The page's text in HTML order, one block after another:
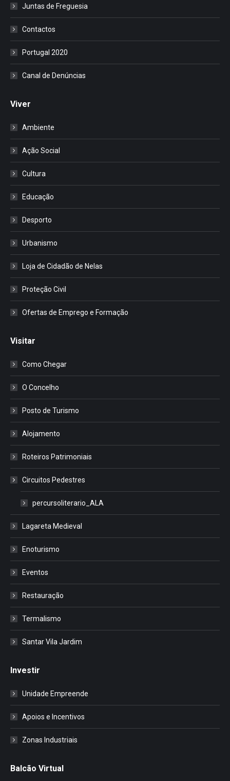
Juntas de Freguesia
Contactos
Portugal 2020
Canal de Denúncias
Viver
Ambiente
Ação Social
Cultura
Educação
Desporto
Urbanismo
Loja de Cidadão de Nelas
Proteção Civil
Ofertas de Emprego e Formação
Visitar
Como Chegar
O Concelho
Posto de Turismo
Alojamento
Roteiros Patrimoniais
Circuitos Pedestres
percursoliterario_ALA
Lagareta Medieval
Enoturismo
Eventos
Restauração
Termalismo
Santar Vila Jardim
Investir
Unidade Empreende
Apoios e Incentivos
Zonas Industriais
Balcão Virtual